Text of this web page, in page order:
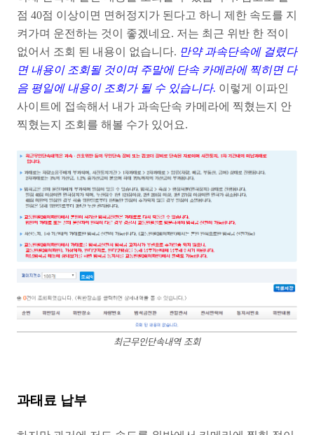
점 40점 이상이면 면허정지가 된다고 하니 제한 속도를 지
켜가며 운전하는 것이 좋겠네요. 저는 최근 위반 한 적이
없어서 조회 된 내용이 없습니다. 만약 과속단속에 걸렸다
면 내용이 조회될 것이며 주말에 단속 카메라에 찍히면 다
음 평일에 내용이 조회가 될 수 있습니다. 이렇게 이파인
사이트에 접속해서 내가 과속단속 카메라에 찍혔는지 안
찍혔는지 조회를 해볼 수가 있어요.
최근무인단속내역 조회
과태료 납부